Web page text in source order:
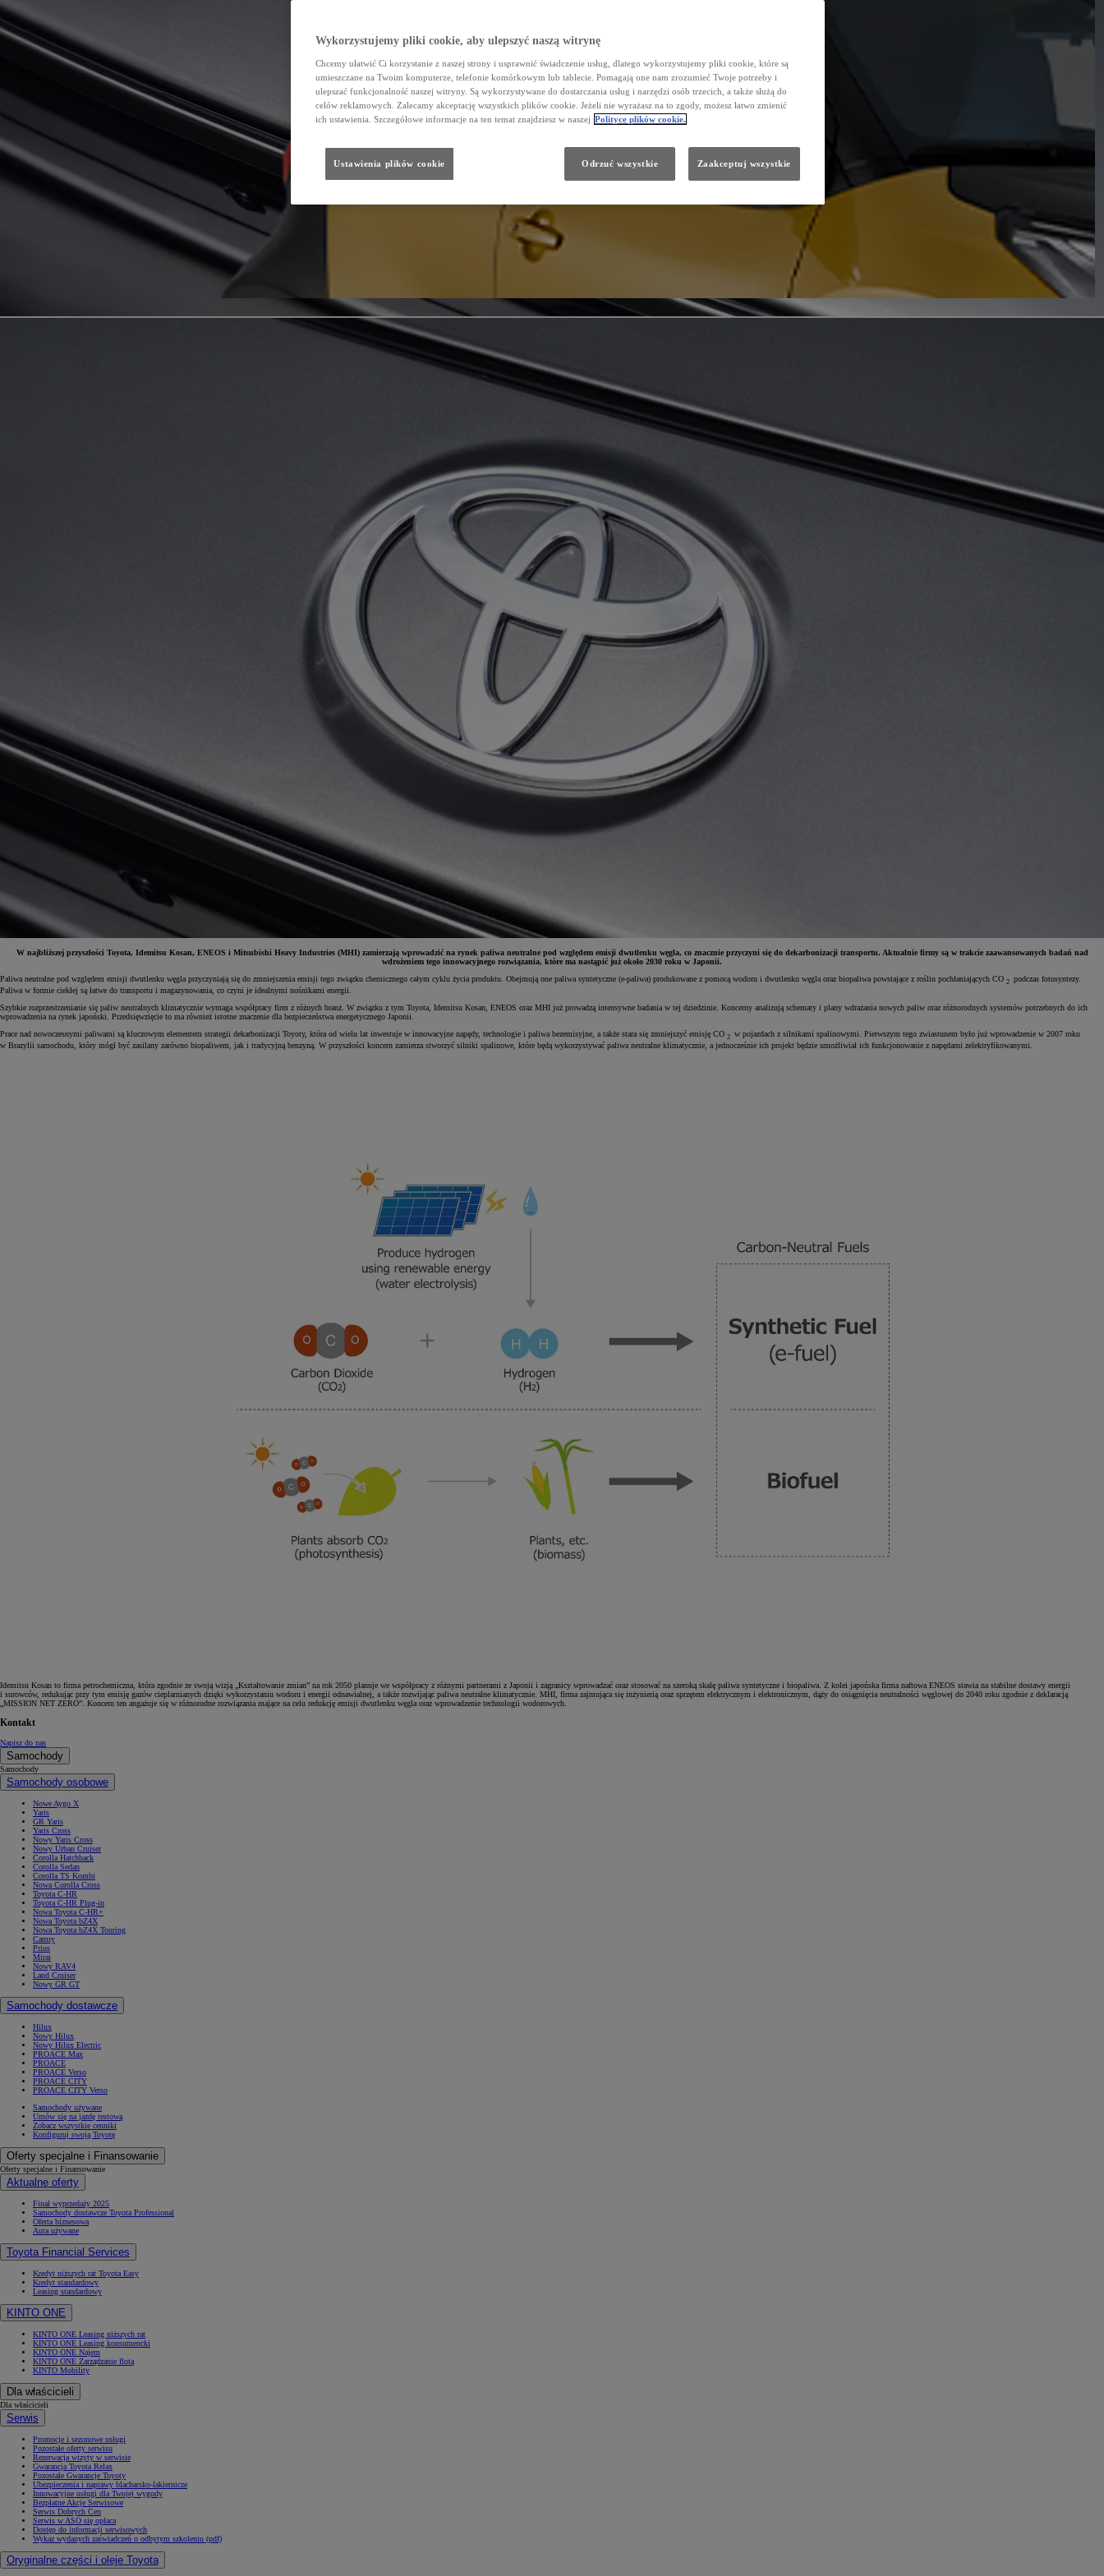
Od81 900 zł
Yaris Cross
Od105 300 zł
Corolla Hatchback
HYBRID
W najbliższej przyszłości Toyota, Idemitsu Kosan, ENEOS i Mitsubishi Heavy Industries (MHI) zamierzają wprowadzić na rynek paliwa neutralne pod względem emisji dwutlenku węgla, co znacznie przyczyni się do dekarbonizacji transportu. Aktualnie firmy są w trakcie zaawansowanych badań nad
wdrożeniem tego innowacyjnego rozwiązania, które ma nastąpić już około 2030 roku w Japonii.
Paliwa neutralne pod względem emisji dwutlenku węgla przyczyniają się do zmniejszenia emisji tego związku chemicznego całym cyklu życia produktu. Obejmują one paliwa syntetyczne (e-paliwa) produkowane z pomocą wodoru i dwutlenku węgla oraz biopaliwa powstające z roślin pochłaniających CO 2 podczas fotosyntezy.
Paliwa w formie ciekłej są łatwe do transportu i magazynowania, co czyni je idealnymi nośnikami energii.
Szybkie rozprzestrzenianie się paliw neutralnych klimatycznie wymaga współpracy firm z różnych branż. W związku z tym Toyota, Idemitsu Kosan, ENEOS oraz MHI już prowadzą intensywne badania w tej dziedzinie. Koncerny analizują schematy i plany wdrażania nowych paliw oraz różnorodnych systemów potrzebnych do ich
wprowadzenia na rynek japoński. Przedsięwzięcie to ma również istotne znaczenie dla bezpieczeństwa energetycznego Japonii.
Prace nad nowoczesnymi paliwami są kluczowym elementem strategii dekarbonizacji Toyoty, która od wielu lat inwestuje w innowacyjne napędy, technologie i paliwa bezemisyjne, a także stara się zmniejszyć emisję CO 2 w pojazdach z silnikami spalinowymi. Pierwszym tego zwiastunem było już wprowadzenie w 2007 roku
w Brazylii samochodu, który mógł być zasilany zarówno biopaliwem, jak i tradycyjną benzyną. W przyszłości koncern zamierza stworzyć silniki spalinowe, które będą wykorzystywać paliwa neutralne klimatycznie, a jednocześnie ich projekt będzie umożliwiał ich funkcjonowanie z napędami zelektryfikowanymi.
Idemitsu Kosan to firma petrochemiczna, która zgodnie ze swoją wizją „Kształtowanie zmian” na rok 2050 planuje we współpracy z różnymi partnerami z Japonii i zagranicy wprowadzać oraz stosować na szeroką skalę paliwa syntetyczne i biopaliwa. Z kolei japońska firma naftowa ENEOS stawia na stabilne dostawy energii
i surowców, redukując przy tym emisję gazów cieplarnianych dzięki wykorzystaniu wodoru i energii odnawialnej, a także rozwijając paliwa neutralne klimatycznie. MHI, firma zajmująca się inżynierią oraz sprzętem elektrycznym i elektronicznym, dąży do osiągnięcia neutralności węglowej do 2040 roku zgodnie z deklaracją
„MISSION NET ZERO”. Koncern ten angażuje się w różnorodne rozwiązania mające na celu redukcję emisji dwutlenku węgla oraz wprowadzenie technologii wodorowych.
Kontakt
Napisz do nas
Samochody
Samochody
Samochody osobowe
Nowe Aygo X
Yaris
GR Yaris
Yaris Cross
Nowy Yaris Cross
Nowy Urban Cruiser
Corolla Hatchback
Corolla Sedan
Corolla TS Kombi
Nowa Corolla Cross
Toyota C-HR
Toyota C-HR Plug-in
Nowa Toyota C-HR+
Nowa Toyota bZ4X
Nowa Toyota bZ4X Touring
Camry
Prius
Mirai
Nowy RAV4
Land Cruiser
Nowy GR GT
Samochody dostawcze
Hilux
Nowy Hilux
Nowy Hilux Electric
PROACE Max
PROACE
PROACE Verso
PROACE CITY
PROACE CITY Verso
Samochody używane
Umów się na jazdę testową
Zobacz wszystkie cenniki
Konfiguruj swoją Toyotę
Oferty specjalne i Finansowanie
Oferty specjalne i Finansowanie
Aktualne oferty
Finał wyprzedaży 2025
Samochody dostawcze Toyota Professional
Oferta biznesowa
Auta używane
Toyota Financial Services
Kredyt niższych rat Toyota Easy
Kredyt standardowy
Leasing standardowy
KINTO ONE
KINTO ONE Leasing niższych rat
KINTO ONE Leasing konsumencki
KINTO ONE Najem
KINTO ONE Zarządzanie flotą
KINTO Mobility
Dla właścicieli
Dla właścicieli
Serwis
Promocje i sezonowe usługi
Pozostałe oferty serwisu
Rezerwacja wizyty w serwisie
Gwarancja Toyota Relax
Pozostałe Gwarancje Toyoty
Ubezpieczenia i naprawy blacharsko-lakiernicze
Innowacyjne usługi dla Twojej wygody
Bezpłatne Akcje Serwisowe
Serwis Dobrych Cen
Serwis w ASO się opłaca
Dostęp do informacji serwisowych
Wykaz wydanych zaświadczeń o odbytym szkoleniu (pdf)
Oryginalne części i oleje Toyota
Wykorzystujemy pliki cookie, aby ulepszyć naszą witrynę
Chcemy ułatwić Ci korzystanie z naszej strony i usprawnić świadczenie usług, dlatego wykorzystujemy pliki cookie, które są
umieszczane na Twoim komputerze, telefonie komórkowym lub tablecie. Pomagają one nam zrozumieć Twoje potrzeby i
ulepszać funkcjonalność naszej witryny. Są wykorzystywane do dostarczania usług i narzędzi osób trzecich, a także służą do
celów reklamowych. Zalecamy akceptację wszystkich plików cookie. Jeżeli nie wyrażasz na to zgody, możesz łatwo zmienić
ich ustawienia. Szczegółowe informacje na ten temat znajdziesz w naszej Polityce plików cookie.
Odrzuć wszystkie Zaakceptuj wszystkie
Ustawienia plików cookie